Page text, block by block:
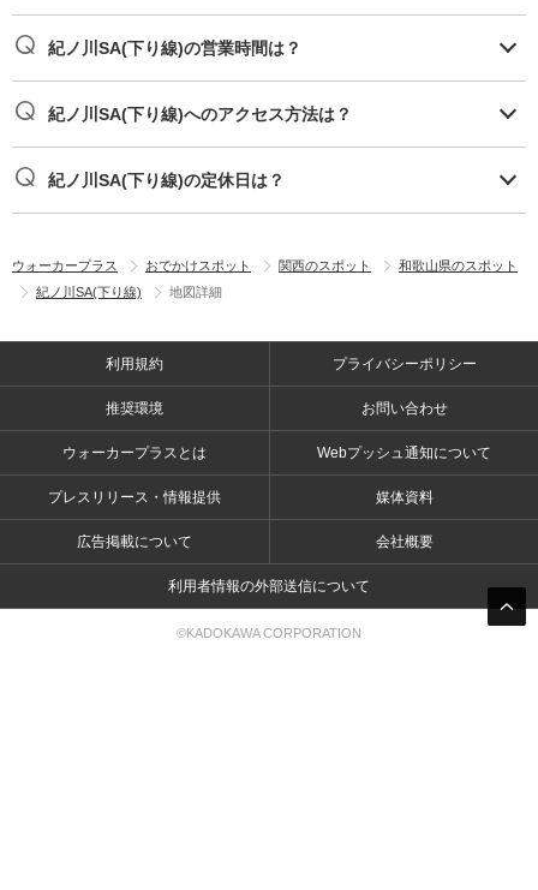
紀ノ川SA(下り線)の営業時間は？
紀ノ川SA(下り線)へのアクセス方法は？
紀ノ川SA(下り線)の定休日は？
ウォーカープラス おでかけスポット 関西のスポット
和歌山県のスポット
紀ノ川SA(下り線)
地図詳細
利用規約 プライバシーポリシー
推奨環境 お問い合わせ
ウォーカープラスとは Webプッシュ通知について
プレスリリース・情報提供 媒体資料
広告掲載について 会社概要
利用者情報の外部送信について
©KADOKAWA CORPORATION